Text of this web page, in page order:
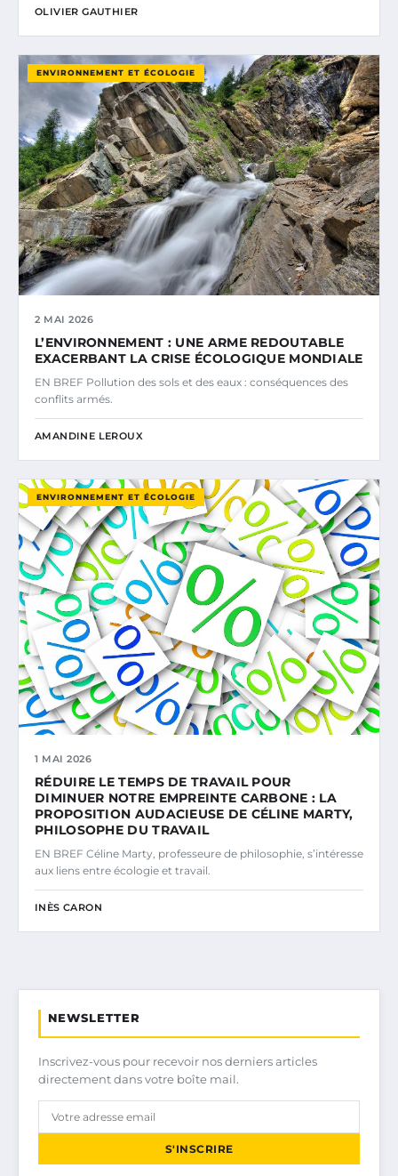
OLIVIER GAUTHIER
ENVIRONNEMENT ET ÉCOLOGIE
2 MAI 2026
L’ENVIRONNEMENT : UNE ARME REDOUTABLE
EXACERBANT LA CRISE ÉCOLOGIQUE MONDIALE
EN BREF Pollution des sols et des eaux : conséquences des
conflits armés.
AMANDINE LEROUX
ENVIRONNEMENT ET ÉCOLOGIE
1 MAI 2026
RÉDUIRE LE TEMPS DE TRAVAIL POUR
DIMINUER NOTRE EMPREINTE CARBONE : LA
PROPOSITION AUDACIEUSE DE CÉLINE MARTY,
PHILOSOPHE DU TRAVAIL
EN BREF Céline Marty, professeure de philosophie, s’intéresse
aux liens entre écologie et travail.
INÈS CARON
NEWSLETTER
Inscrivez-vous pour recevoir nos derniers articles
directement dans votre boîte mail.
S'INSCRIRE